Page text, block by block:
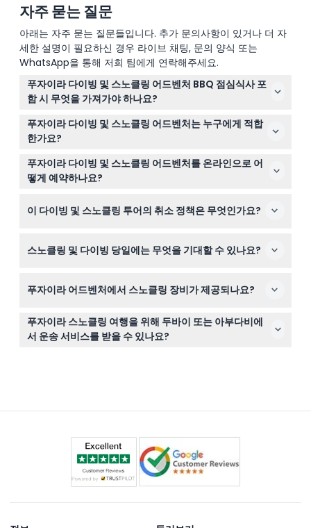
자주 묻는 질문
아래는 자주 묻는 질문들입니다. 추가 문의사항이 있거나 더 자
세한 설명이 필요하신 경우 라이브 채팅, 문의 양식 또는
WhatsApp을 통해 저희 팀에게 연락해주세요.
푸자이라 다이빙 및 스노클링 어드벤처 BBQ 점심식사 포
함 시 무엇을 가져가야 하나요?
수영복과 수건을 가져오세요. 이들은 제공되지 않습니다.
활동 전후의 자외선 차단을 위해 선크림과 모자도 잊지 마
세요.
푸자이라 다이빙 및 스노클링 어드벤처는 누구에게 적합
한가요?
이 어드벤처는 8세 이상으로 건강한 분 모두에게 열려 있습
니다. 6세 미만 어린이와 임산부는 참가가 적합하지 않습니
다.
푸자이라 다이빙 및 스노클링 어드벤처를 온라인으로 어
떻게 예약하나요?
할 수 있습니다. 예약 과정 중 가용 여부가 명확하게 표시되
이 다이빙 및 스노클링 투어의 취소 정책은 무엇인가요?
외하고는 비용이 없습니다. 48시간 이내 취소 시 전액 부과
스노클링 및 다이빙 당일에는 무엇을 기대할 수 있나요?
도착하세요. 전문 가이드와 함께 최대 두 곳의 다이빙 또는
BBQ 점심과 음료를 즐길 수 있습니다(변경 가능하니 예약
시 확인 바랍니다).
푸자이라 어드벤처에서 스노클링 장비가 제공되나요?
네, 구명조끼와 다이빙 슈트를 포함한 모든 스노클링 및 다
이빙 장비가 제공되므로 장비를 가져오지 않아도 참여하고
즐길 수 있습니다.
푸자이라 스노클링 여행을 위해 두바이 또는 아부다비에
서 운송 서비스를 받을 수 있나요?